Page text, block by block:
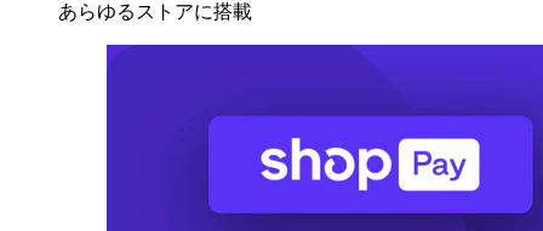
あらゆるストアに搭載